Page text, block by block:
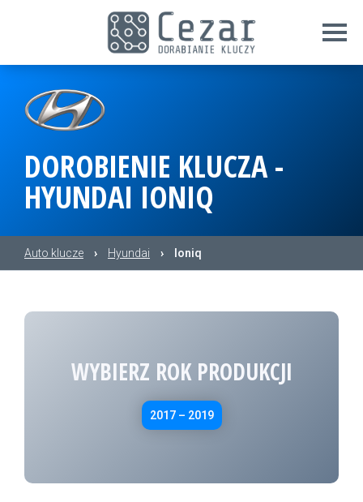
DOROBIENIE KLUCZA -
HYUNDAI IONIQ
Auto klucze › Hyundai › Ioniq
WYBIERZ ROK PRODUKCJI
2017 – 2019